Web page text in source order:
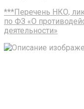
***Перечень НКО,
по ФЗ «О
деятельности»